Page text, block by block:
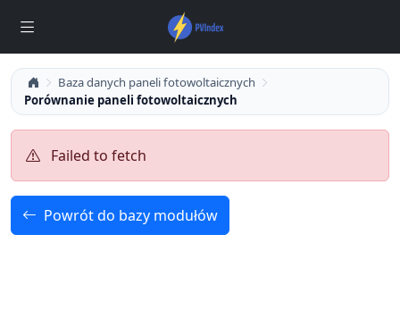
Baza danych paneli fotowoltaicznych
Porównanie paneli fotowoltaicznych
Failed to fetch
Powrót do bazy modułów